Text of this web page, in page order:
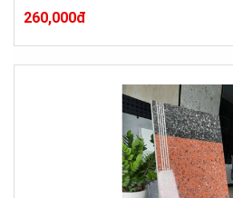
260,000đ